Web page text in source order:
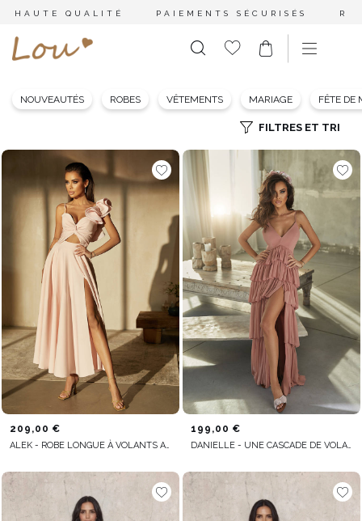
HAUTE QUALITÉ PAIEMENTS SÉCURISÉS
NOUVEAUTÉS ROBES VÊTEMENTS MARIAGE FÊTE DE
FILTRES ET TRI
209,00 €
ALEK - ROBE LONGUE À VOLANTS ASYMÉTRIQUES SUR L'ÉPAULE
199,00 €
DANIELLE - UNE CASCADE DE VOLANTS DANS UNE ROBE ROSE FUMÉ